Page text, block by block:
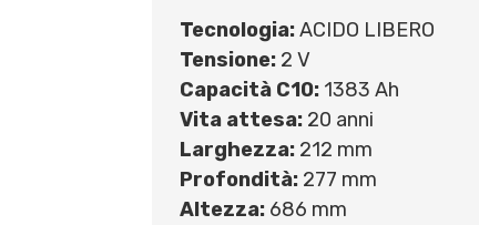
Tecnologia:ACIDO LIBERO
Tensione: 2 V
Capacità C10: 1383 Ah
Vita attesa: 20 anni
Larghezza: 212 mm
Profondità: 277 mm
Altezza: 686 mm